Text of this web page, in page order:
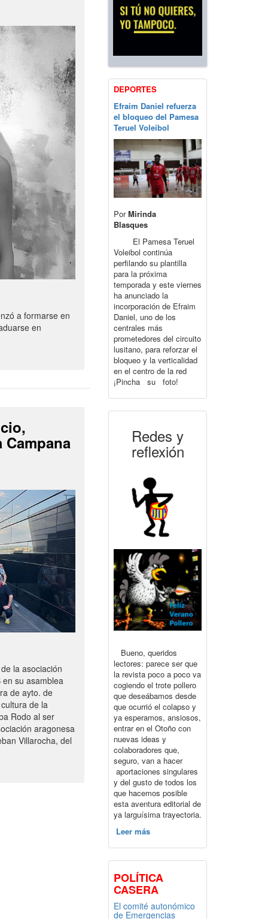
a formarse en
en
Campana
la asociación
su asamblea
de ayto. de
de la
Rodo al ser
aragonesa
Villarocha, del
DEPORTES
Efraim Daniel refuerza
el bloqueo del Pamesa
Teruel Voleibol
PorMirinda
Blasques
El Pamesa Teruel
Voleibol continúa
perfilando su plantilla
para la próxima
temporada y este viernes
ha anunciado la
incorporación de Efraim
Daniel, uno de los
centrales más
prometedores del circuito
lusitano, para reforzar el
bloqueo y la verticalidad
en el centro de la red
¡Pincha su foto!
Redes y
reflexión
Bueno, queridos
lectores: parece ser que
la revista poco a poco va
cogiendo el trote pollero
que deseábamos desde
que ocurrió el colapso y
ya esperamos, ansiosos,
entrar en el Otoño con
nuevas ideas y
colaboradores que,
seguro, van a hacer
aportaciones singulares
y del gusto de todos los
que hacemos posible
esta aventura editorial de
ya larguísima trayectoria.
Leer más
POLÍTICA
CASERA
El comité autonómico
de Emergencias